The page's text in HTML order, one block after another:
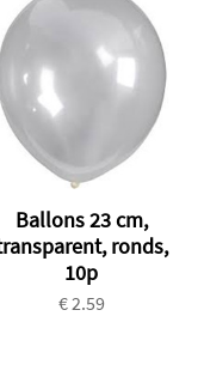
Ballons 23 cm,
ronds,
10p
€ 2.59